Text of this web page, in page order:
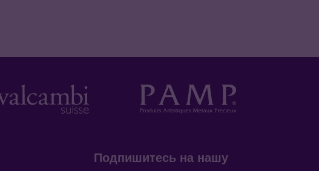
Подпишитесь на нашу